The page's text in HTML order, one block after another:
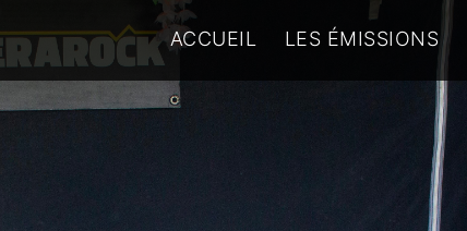
ACCUEIL LES ÉMISSIONS